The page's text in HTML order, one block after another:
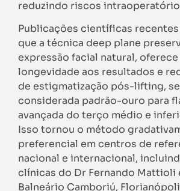
reduzindo riscos
Publicações científicas
que a técnica deep plane
expressão facial natural,
longevidade aos resultados e
de estigmatização pós-lifting,
considerada padrão-ouro para
avançada do terço médio e
Isso tornou o método
preferencial em centros de
nacional e internacional,
clínicas do Dr Fernando Mattioli
Balneário Camboriú,